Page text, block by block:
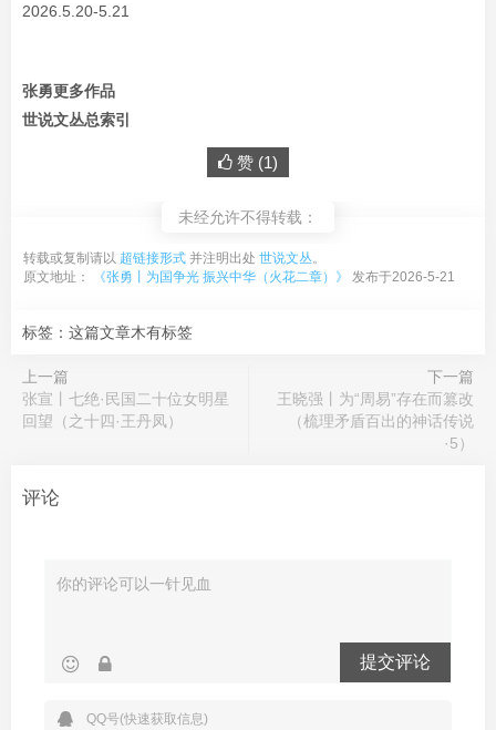
2026.5.20-5.21
张勇更多作品
世说文丛总索引
赞 (1)
未经允许不得转载：
转载或复制请以 超链接形式 并注明出处 世说文丛。
原文地址：
《张勇丨为国争光 振兴中华（火花二章）》 发布于2026-5-21
标签：这篇文章木有标签
上一篇
张宣丨七绝·民国二十位女明星
回望（之十四·王丹凤）
下一篇
王晓强丨为“周易”存在而篡改
（梳理矛盾百出的神话传说
·5）
评论
提交评论